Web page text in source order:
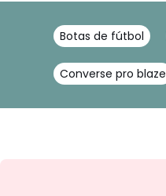
Botas de fútbol
Converse pro blaze